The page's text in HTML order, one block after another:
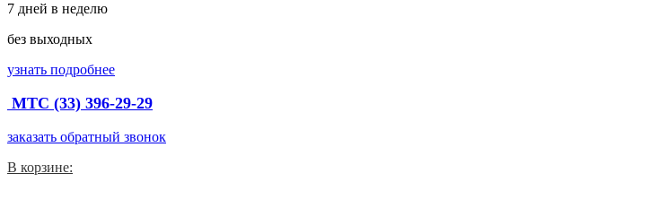
7 дней в неделю
без выходных
узнать подробнее
МТС (33) 396-29-29
заказать обратный звонок
В корзине: